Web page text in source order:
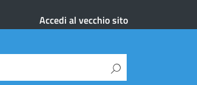
Accedi al vecchio sito